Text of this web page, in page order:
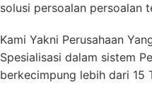
solusi persoalan persoalan
Kami Yakni Perusahaan
Spesialisasi dalam sistem
berkecimpung lebih dari 15